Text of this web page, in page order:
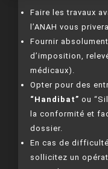
Faire les travaux
l’ANAH vous
Fournir
d’imposition,
médicaux).
Opter pour des
“Handibat” ou
la conformité et
dossier.
En cas de
sollicitez un